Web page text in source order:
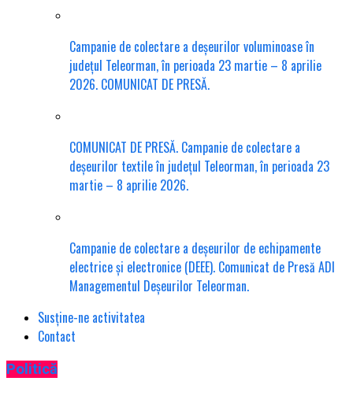
Campanie de colectare a deșeurilor voluminoase în
județul Teleorman, în perioada 23 martie – 8 aprilie
2026. COMUNICAT DE PRESĂ.
COMUNICAT DE PRESĂ. Campanie de colectare a
deșeurilor textile în județul Teleorman, în perioada 23
martie – 8 aprilie 2026.
Campanie de colectare a deșeurilor de echipamente
electrice și electronice (DEEE). Comunicat de Presă ADI
Managementul Deșeurilor Teleorman.
Susține-ne activitatea
Contact
Politică